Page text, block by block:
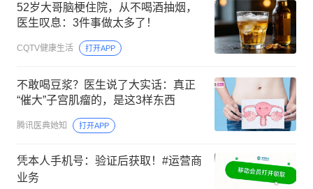
52岁大哥脑梗住院，从不喝酒抽烟，
医生叹息：3件事做太多了！
CQTV健康生活 打开APP
不敢喝豆浆？医生说了大实话：真正
“催大”子宫肌瘤的，是这3样东西
腾讯医典她知 打开APP
凭本人手机号：验证后获取！#运营商
业务